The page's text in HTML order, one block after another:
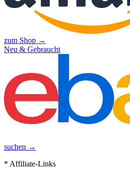
zum Shop →
Neu & Gebraucht
suchen →
* Affiliate-Links